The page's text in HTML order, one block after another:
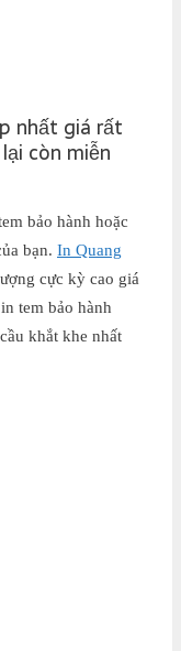
nhất giá rất
còn miễn
bảo hành hoặc
bạn. In Quang
cực kỳ cao giá
tem bảo hành
khắt khe nhất